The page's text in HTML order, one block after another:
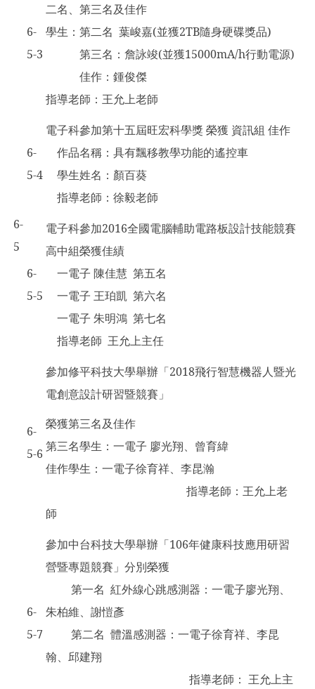
6-
5
6-
5-3
二名、第三名及佳作
學生：第二名 葉峻嘉(並獲2TB隨身硬碟獎品)
第三名：詹詠竣(並獲15000mA/h行動電源)
佳作：鍾俊傑
指導老師：王允上老師
6-
5-4
電子科參加第十五屆旺宏科學獎 榮獲 資訊組 佳作
作品名稱：具有飄移教學功能的遙控車
學生姓名：顏百葵
指導老師：徐毅老師
6-
5-5
電子科參加2016全國電腦輔助電路板設計技能競賽
高中組榮獲佳績
一電子 陳佳慧 第五名
一電子 王珀凱 第六名
一電子 朱明鴻 第七名
指導老師 王允上主任
6-
5-6
參加修平科技大學舉辦「2018飛行智慧機器人暨光
電創意設計研習暨競賽」
榮獲第三名及佳作
第三名學生：一電子 廖光翔、曾育緯
佳作學生：一電子徐育祥、李昆瀚
指導老師：王允上老
師
6-
5-7
參加中台科技大學舉辦「106年健康科技應用研習
營暨專題競賽」分別榮獲
第一名 紅外線心跳感測器：一電子廖光翔、
朱柏維、謝愷彥
第二名 體溫感測器：一電子徐育祥、李昆
翰、邱建翔
指導老師： 王允上主